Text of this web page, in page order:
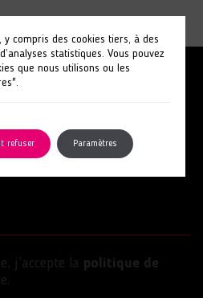
j’accepte la politique de
y compris des cookies tiers, à des
statistiques. Vous pouvez
que nous utilisons ou les
refuser Paramètres